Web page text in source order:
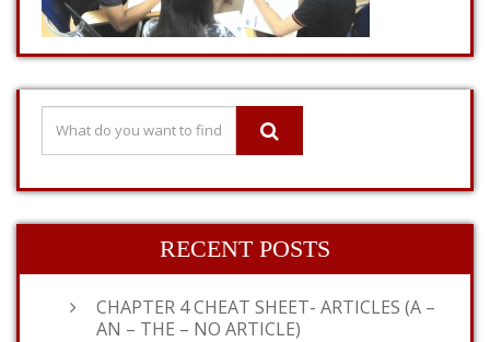
RECENT POSTS
CHAPTER 4 CHEAT SHEET- ARTICLES (A –
AN – THE – NO ARTICLE)